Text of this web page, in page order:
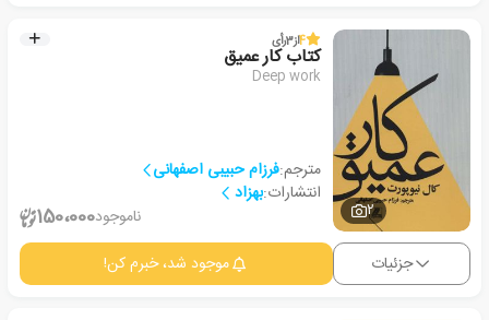
2
4از3رأی
کتاب کار عمیق
Deep work
مترجم:فرزام حبیبی اصفهانی
انتشارات:بهزاد
ناموجود150،000
جزئیات موجود شد، خبرم کن!